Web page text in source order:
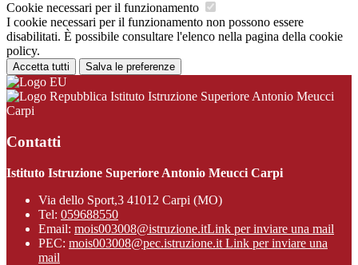
Cookie necessari per il funzionamento
I cookie necessari per il funzionamento non possono essere
disabilitati. È possibile consultare l'elenco nella pagina della cookie
policy.
Accetta tutti Salva le preferenze
Istituto Istruzione Superiore Antonio Meucci
Carpi
Contatti
Istituto Istruzione Superiore Antonio Meucci Carpi
Via dello Sport,3 41012 Carpi (MO)
Tel: 059688550
Email: mois003008@istruzione.itLink per inviare una mail
PEC: mois003008@pec.istruzione.it Link per inviare una
mail